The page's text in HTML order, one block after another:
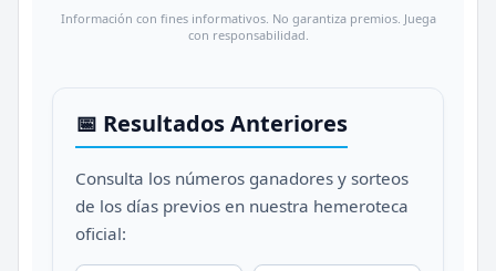
Información con fines informativos. No garantiza premios. Juega
con responsabilidad.
📅 Resultados Anteriores
Consulta los números ganadores y sorteos
de los días previos en nuestra hemeroteca
oficial: